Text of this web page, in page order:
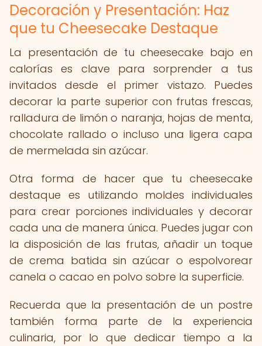
Decoración y Presentación: Haz
que tu Cheesecake Destaque
La presentación de tu cheesecake bajo en
calorías es clave para sorprender a tus
invitados desde el primer vistazo. Puedes
decorar la parte superior con frutas frescas,
ralladura de limón o naranja, hojas de menta,
chocolate rallado o incluso una ligera capa
de mermelada sin azúcar.
Otra forma de hacer que tu cheesecake
destaque es utilizando moldes individuales
para crear porciones individuales y decorar
cada una de manera única. Puedes jugar con
la disposición de las frutas, añadir un toque
de crema batida sin azúcar o espolvorear
canela o cacao en polvo sobre la superficie.
Recuerda que la presentación de un postre
también forma parte de la experiencia
culinaria, por lo que dedicar tiempo a la